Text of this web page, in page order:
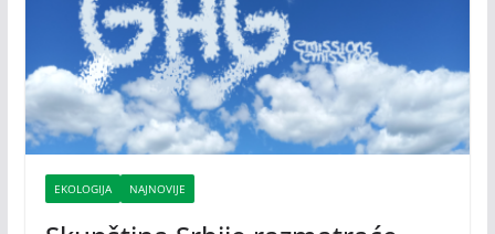
EKOLOGIJA NAJNOVIJE